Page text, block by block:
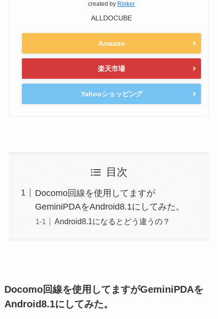
created by Rinker
ALLDOCUBE
Amazon
楽天市場
Yahooショッピング
目次
Docomo回線を使用してますが
GeminiPDAをAndroid8.1にしてみた。
Android8.1になるとどう違うの？
Docomo回線を使用してますがGeminiPDAを
Android8.1にしてみた。